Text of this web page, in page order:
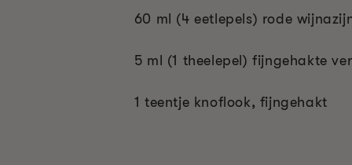
60 ml (4 eetlepels) rode
5 ml (1 theelepel) fijngehakte
1 teentje knoflook, fijngehakt